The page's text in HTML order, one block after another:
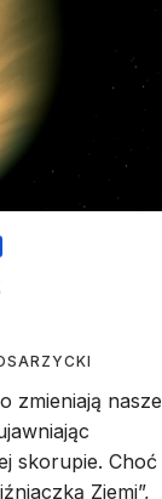
zmieniają nasze
skorupie. Choć
Ziemi”,